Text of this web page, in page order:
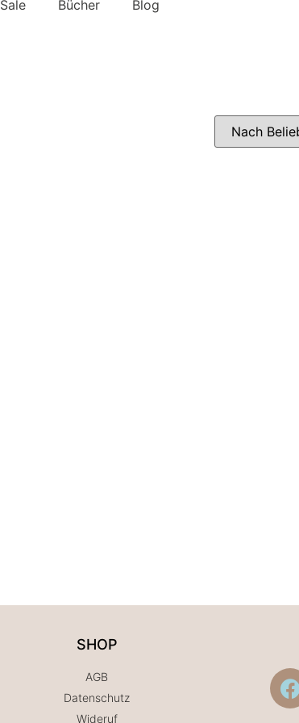
Sale Bücher Blog
SHOP
AGB
Datenschutz
Wideruf